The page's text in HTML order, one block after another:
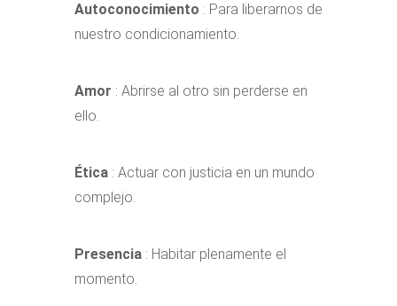
Autoconocimiento : Para liberarnos de
nuestro condicionamiento.
Amor : Abrirse al otro sin perderse en
ello.
Ética : Actuar con justicia en un mundo
complejo.
Presencia : Habitar plenamente el
momento.